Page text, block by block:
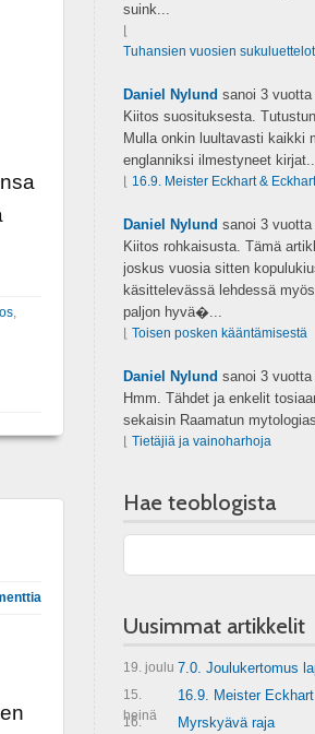
,
suink...
Tuhansien vuosien
Daniel Nylund sanoi 3
Kiitos suosituksesta.
Mulla onkin luultavasti kaikki
englanniksi ilmestyneet
16.9. Meister Eckhart &
Daniel Nylund sanoi 3
Kiitos rohkaisusta. Tämä
joskus vuosia sitten
käsittelevässä lehdessä
paljon hyvä�...
Toisen posken kääntämisestä
Daniel Nylund sanoi 3
Hmm. Tähdet ja enkelit
sekaisin Raamatun
Tietäjiä ja vainoharhoja
Hae teoblogista
Uusimmat artikkelit
19. joulu 7.0. Joulukertomus
15.
heinä
16.9. Meister
16.
Myrskyävä raja